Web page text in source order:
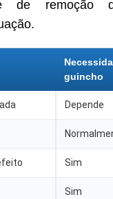
de remoção
guincho
Depende
Sim
Sim